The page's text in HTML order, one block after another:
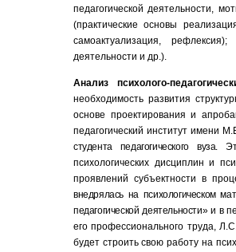
педагогической деятельности,
(практические основы
самоактуализация,
деятельности и др.).
Анализ психолого-
необходимость развития
основе проектирования и
педагогический институт имени
студента педагогического вуза.
психологических дисциплин и
проявлений субъектности в
внедрялась на психологическом
педагогической деятельности»и в
его профессионального труда,
будет строить свою работу на